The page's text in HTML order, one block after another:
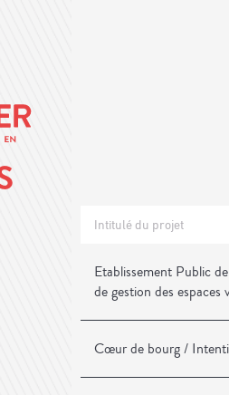
Intitulé du projet
Etablissement Public
de gestion des espaces
Cœur de bourg /